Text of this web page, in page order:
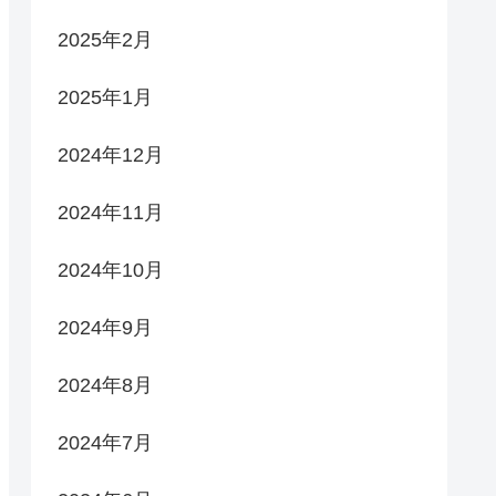
2025年2月
2025年1月
2024年12月
2024年11月
2024年10月
2024年9月
2024年8月
2024年7月